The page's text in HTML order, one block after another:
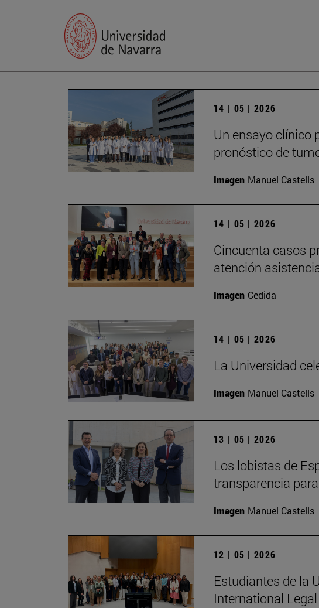
14 | 05 | 2026
Un ensayo clínico
pronóstico de
Imagen Manuel Castells
14 | 05 | 2026
Cincuenta casos
atención
Imagen Cedida
14 | 05 | 2026
La Universidad
Imagen Manuel Castells
13 | 05 | 2026
Los lobistas de
transparencia
Imagen Manuel Castells
12 | 05 | 2026
Estudiantes de la
International